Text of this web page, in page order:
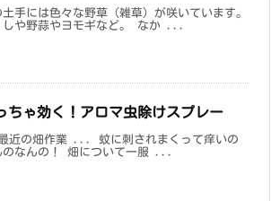
土手には色々な野草（雑草）が咲いています。
しや野蒜やヨモギなど。 なか ...
ちゃ効く！アロマ虫除けスプレー
の畑作業 ... 蚊に刺されまくって痒いの
のなんの！ 畑について一服 ...